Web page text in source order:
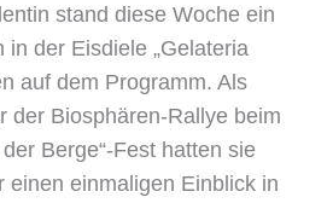
stand diese Woche ein
in der Eisdiele „Gelateria
auf dem Programm. Als
der Biosphären-Rallye beim
Berge“-Fest hatten sie
einen einmaligen Einblick in